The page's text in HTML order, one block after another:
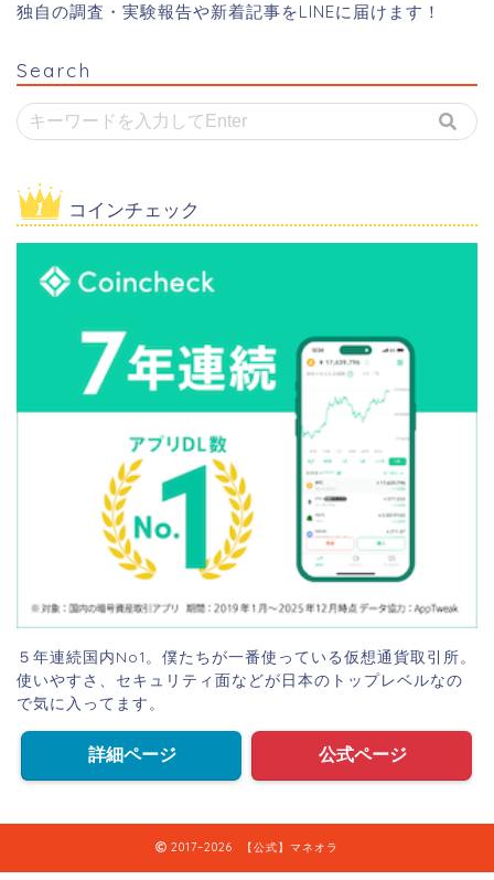
独自の調査・実験報告や新着記事をLINEに届けます！
Search
コインチェック
５年連続国内No1。僕たちが一番使っている仮想通貨取引所。
使いやすさ、セキュリティ面などが日本のトップレベルなの
で気に入ってます。
詳細ページ 公式ページ
2017–2026 【公式】マネオラ